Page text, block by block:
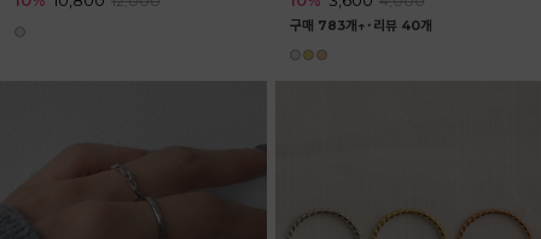
구매 783개↑˙ 리뷰 40개